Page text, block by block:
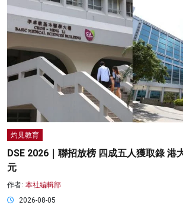
灼見教育
DSE 2026｜聯招放榜 四成五人獲取錄 港
元
作者: 本社編輯部
2026-08-05